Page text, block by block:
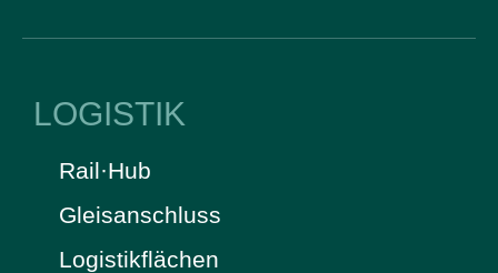
LOGISTIK
Rail·Hub
Gleisanschluss
Logistikflächen